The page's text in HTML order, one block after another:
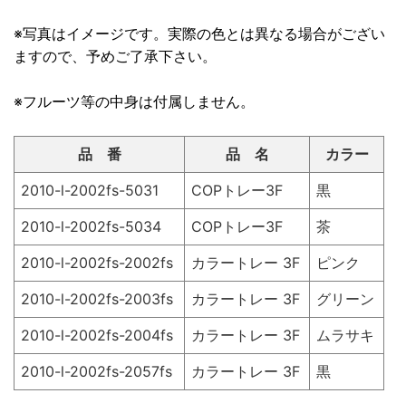
※写真はイメージです。実際の色とは異なる場合がござい
ますので、予めご了承下さい。
※フルーツ等の中身は付属しません。
品 番 品 名
カラー
2010-l-2002fs-5031
COPトレー3F
黒
2010-l-2002fs-5034
COPトレー3F
茶
2010-l-2002fs-2002fs
カラートレー 3F
ピンク
2010-l-2002fs-2003fs
カラートレー 3F
グリーン
2010-l-2002fs-2004fs
カラートレー 3F
ムラサキ
2010-l-2002fs-2057fs
カラートレー 3F 黒